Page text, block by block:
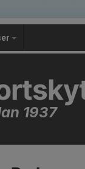
1937